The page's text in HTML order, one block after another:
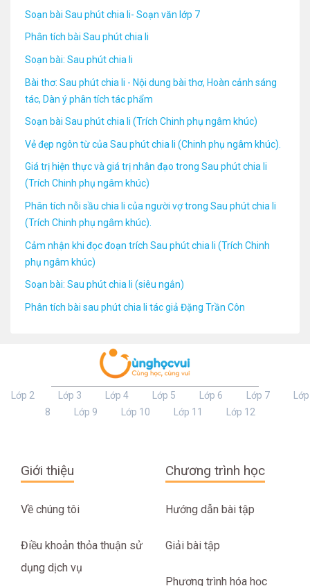
Soạn bài Sau phút chia li- Soạn văn lớp 7
Phân tích bài Sau phút chia li
Soạn bài: Sau phút chia li
Bài thơ: Sau phút chia li - Nội dung bài thơ, Hoàn cảnh sáng
tác, Dàn ý phân tích tác phẩm
Soạn bài Sau phút chia li (Trích Chinh phụ ngâm khúc)
Vẻ đẹp ngôn từ của Sau phút chia li (Chinh phụ ngâm khúc).
Giá trị hiện thực và giá trị nhân đạo trong Sau phút chia li
(Trích Chinh phụ ngâm khúc)
Phân tích nỗi sầu chia li của người vợ trong Sau phút chia li
(Trích Chinh phụ ngâm khúc).
Cảm nhận khi đọc đoạn trích Sau phút chia li (Trích Chinh
phụ ngâm khúc)
Soạn bài: Sau phút chia li (siêu ngắn)
Phân tích bài sau phút chia li tác giả Đặng Trần Côn
Lớp 2 Lớp 3 Lớp 4 Lớp 5 Lớp 6 Lớp 7
Lớp
8
Lớp 9 Lớp 10 Lớp 11 Lớp 12
Giới thiệu
Về chúng tôi
Điều khoản thỏa thuận sử
dụng dịch vụ
Chương trình học
Hướng dẫn bài tập
Giải bài tập
Phương trình hóa học